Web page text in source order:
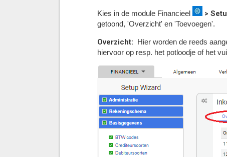
Kies in de module Financieel >
getoond, 'Overzicht' en 'Toevoegen'.
Overzicht: Hier worden de reeds
hiervoor op resp. het potloodje of het